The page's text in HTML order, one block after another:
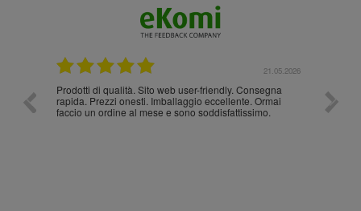
21.05.2026
Prodotti di qualità. Sito web user-friendly. Consegna
rapida. Prezzi onesti. Imballaggio eccellente. Ormai
faccio un ordine al mese e sono soddisfattissimo.
10/10